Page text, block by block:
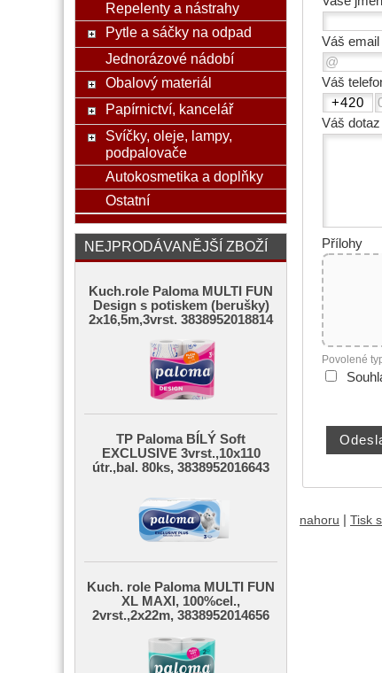
Váš email
Váš
Váš dotaz
Přílohy
Povolené
nahoru Tisk
Repelenty a nástrahy
Pytle a sáčky na odpad
Jednorázové nádobí
Obalový materiál
Papírnictví, kancelář
Svíčky, oleje, lampy,
podpalovače
Autokosmetika a doplňky
Ostatní
NEJPRODÁVANĚJŠÍ ZBOŽÍ
Kuch.role Paloma MULTI FUN
Design s potiskem (berušky)
2x16,5m,3vrst. 3838952018814
TP Paloma BÍLÝ Soft
EXCLUSIVE 3vrst.,10x110
útr.,bal. 80ks, 3838952016643
Kuch. role Paloma MULTI FUN
XL MAXI, 100%cel.,
2vrst.,2x22m, 3838952014656